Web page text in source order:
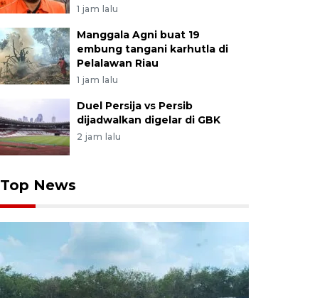
1 jam lalu
Manggala Agni buat 19
embung tangani karhutla di
Pelalawan Riau
1 jam lalu
Duel Persija vs Persib
dijadwalkan digelar di GBK
2 jam lalu
Top News